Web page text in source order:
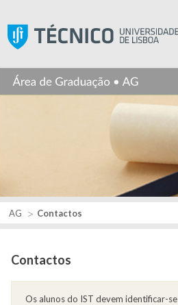
AG Contactos
Contactos
Os alunos do IST devem identificar-